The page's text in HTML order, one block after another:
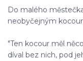
Do malého
neobyčejným
"Ten kocour měl
díval bez nich, pod